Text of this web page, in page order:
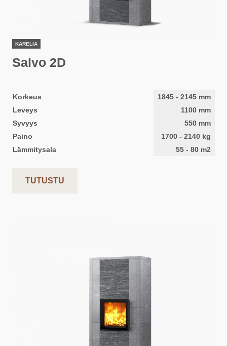
KARELIA
Salvo 2D
Korkeus 1845 - 2145 mm
Leveys
1100 mm
Syvyys
550 mm
Paino
1700 - 2140 kg
Lämmitysala
55 - 80 m2
TUTUSTU